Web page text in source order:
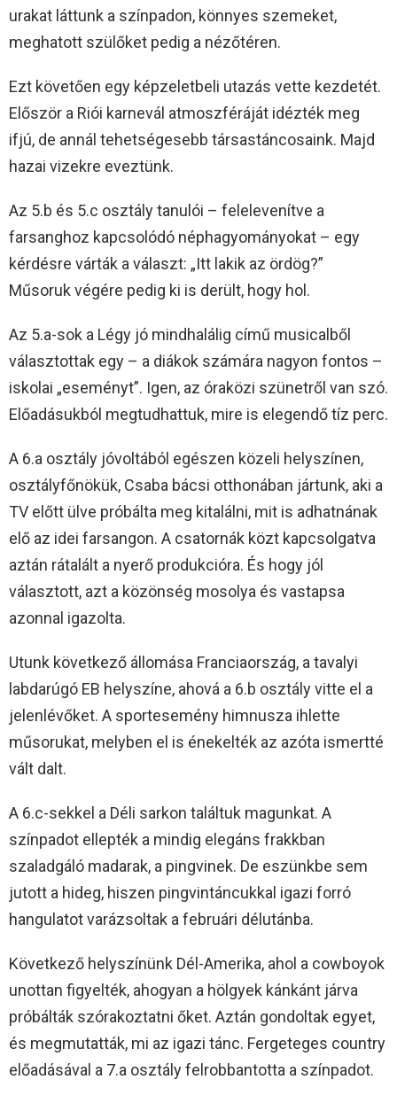
urakat láttunk a színpadon, könnyes szemeket,
meghatott szülőket pedig a nézőtéren.
Ezt követően egy képzeletbeli utazás vette kezdetét.
Először a Riói karnevál atmoszféráját idézték meg
ifjú, de annál tehetségesebb társastáncosaink. Majd
hazai vizekre eveztünk.
Az 5.b és 5.c osztály tanulói – felelevenítve a
farsanghoz kapcsolódó néphagyományokat – egy
kérdésre várták a választ: „Itt lakik az ördög?”
Műsoruk végére pedig ki is derült, hogy hol.
Az 5.a-sok a Légy jó mindhalálig című musicalből
választottak egy – a diákok számára nagyon fontos –
iskolai „eseményt”. Igen, az óraközi szünetről van szó.
Előadásukból megtudhattuk, mire is elegendő tíz perc.
A 6.a osztály jóvoltából egészen közeli helyszínen,
osztályfőnökük, Csaba bácsi otthonában jártunk, aki a
TV előtt ülve próbálta meg kitalálni, mit is adhatnának
elő az idei farsangon. A csatornák közt kapcsolgatva
aztán rátalált a nyerő produkcióra. És hogy jól
választott, azt a közönség mosolya és vastapsa
azonnal igazolta.
Utunk következő állomása Franciaország, a tavalyi
labdarúgó EB helyszíne, ahová a 6.b osztály vitte el a
jelenlévőket. A sportesemény himnusza ihlette
műsorukat, melyben el is énekelték az azóta ismertté
vált dalt.
A 6.c-sekkel a Déli sarkon találtuk magunkat. A
színpadot ellepték a mindig elegáns frakkban
szaladgáló madarak, a pingvinek. De eszünkbe sem
jutott a hideg, hiszen pingvintáncukkal igazi forró
hangulatot varázsoltak a februári délutánba.
Következő helyszínünk Dél-Amerika, ahol a cowboyok
unottan figyelték, ahogyan a hölgyek kánkánt járva
próbálták szórakoztatni őket. Aztán gondoltak egyet,
és megmutatták, mi az igazi tánc. Fergeteges country
előadásával a 7.a osztály felrobbantotta a színpadot.